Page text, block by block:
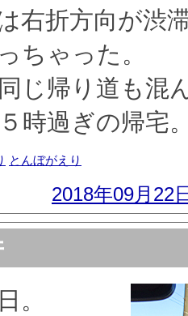
右折方向が渋
ちゃった。
じ帰り道も混
時過ぎの帰宅
とんぼがえり
2018年09月22
。